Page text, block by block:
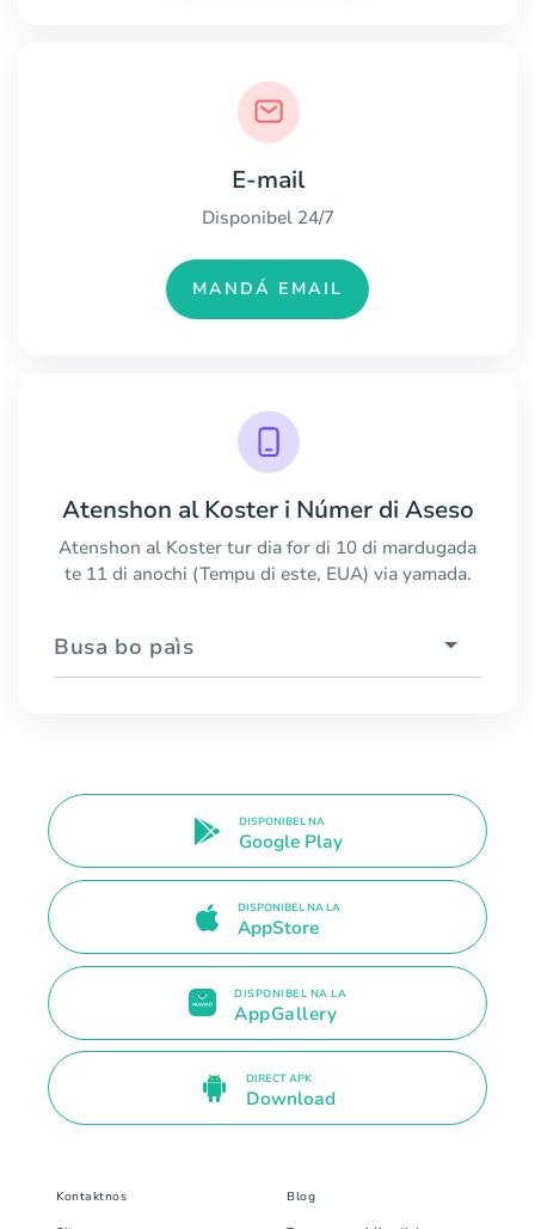
E-mail
Disponibel 24/7
MANDÁ EMAIL
Atenshon al Koster i Númer di Aseso
Atenshon al Koster tur dia for di 10 di mardugada
te 11 di anochi (Tempu di este, EUA) via yamada.
Busa bo paìs
DISPONIBEL NA
Google Play
DISPONIBEL NA LA
AppStore
DISPONIBEL NA LA
AppGallery
DIRECT APK
Download
Kontaktnos Blog